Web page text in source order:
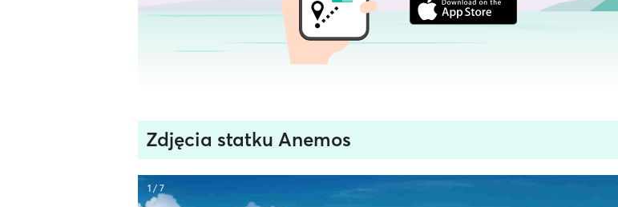
Zdjęcia statku Anemos
1 / 7